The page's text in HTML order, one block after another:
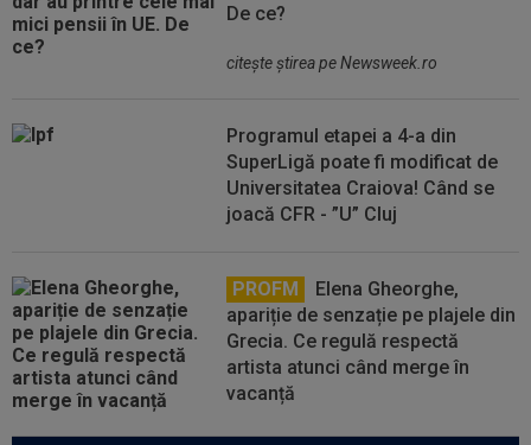
De ce?
citeşte ştirea pe Newsweek.ro
Programul etapei a 4-a din
SuperLigă poate fi modificat de
Universitatea Craiova! Când se
joacă CFR - ”U” Cluj
PROFM
Elena Gheorghe,
apariție de senzație pe plajele din
Grecia. Ce regulă respectă
artista atunci când merge în
vacanță